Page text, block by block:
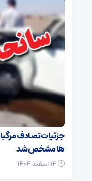
جزئیات تصادف
ها مشخص شد